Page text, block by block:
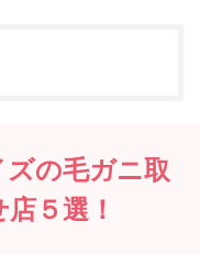
の毛ガニ取
５選！